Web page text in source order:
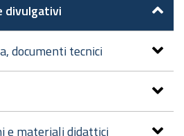
divulgativi
documenti tecnici
e materiali didattici